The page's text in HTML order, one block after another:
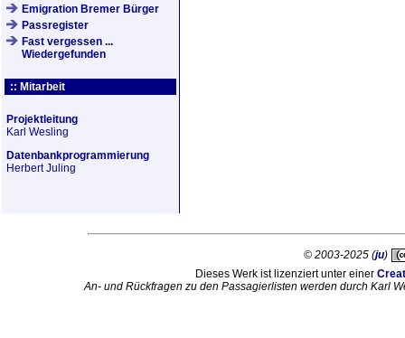
Emigration Bremer Bürger
Passregister
Fast vergessen ...
Wiedergefunden
:: Mitarbeit
Projektleitung
Karl Wesling
Datenbankprogrammierung
Herbert Juling
© 2003-2025 (ju)
Dieses Werk ist lizenziert unter einer
An- und Rückfragen zu den Passagierlisten werden durch Karl